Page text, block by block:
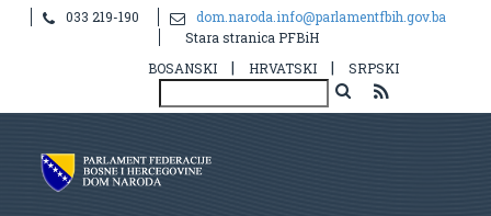
033 219-190
dom.naroda.info@parlamentfbih.gov.ba
Stara stranica PFBiH
BOSANSKI
| HRVATSKI | SRPSKI